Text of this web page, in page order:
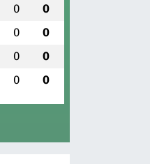
0 0
0 0
0 0
0 0